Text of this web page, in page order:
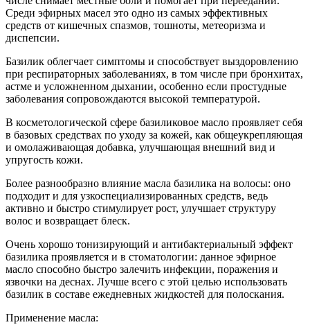
Среди эфирных масел это одно из самых эффективных
средств от кишечных спазмов, тошноты, метеоризма и
диспепсии.
Базилик облегчает симптомы и способствует выздоровлению
при респираторных заболеваниях, в том числе при бронхитах,
астме и усложненном дыхании, особенно если простудные
заболевания сопровождаются высокой температурой.
В косметологической сфере базиликовое масло проявляет себя
в базовых средствах по уходу за кожей, как общеукрепляющая
и омолаживающая добавка, улучшающая внешний вид и
упругость кожи.
Более разнообразно влияние масла базилика на волосы: оно
подходит и для узкоспециализированных средств, ведь
активно и быстро стимулирует рост, улучшает структуру
волос и возвращает блеск.
Очень хорошо тонизирующий и антибактериальный эффект
базилика проявляется и в стоматологии: данное эфирное
масло способно быстро залечить инфекции, поражения и
язвочки на деснах. Лучше всего с этой целью использовать
базилик в составе ежедневных жидкостей для полоскания.
Применение масла: